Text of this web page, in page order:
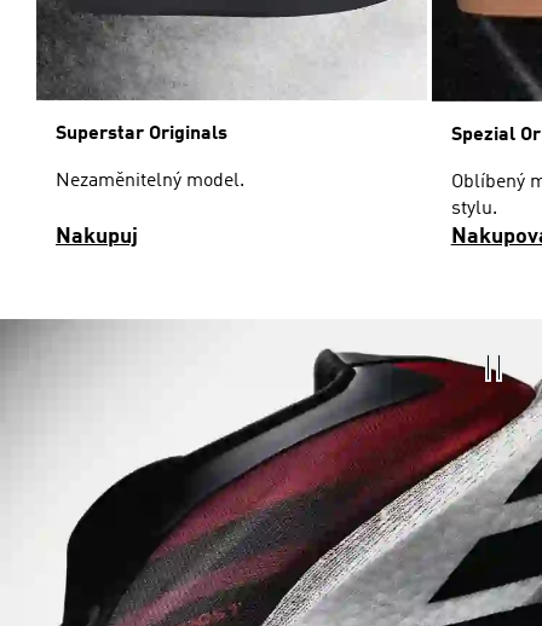
Superstar Originals
Nezaměnitelný model.
Nakupuj
Spezial
Oblíbený
stylu.